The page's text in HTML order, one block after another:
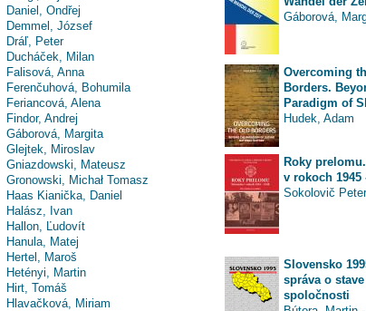
Daniel, Ondřej
Demmel, József
Dráľ, Peter
Ducháček, Milan
Falisová, Anna
Ferenčuhová, Bohumila
Feriancová, Alena
Findor, Andrej
Gáborová, Margita
Glejtek, Miroslav
Gniazdowski, Mateusz
Gronowski, Michał Tomasz
Haas Kianička, Daniel
Halász, Ivan
Hallon, Ľudovít
Hanula, Matej
Hertel, Maroš
Hetényi, Martin
Hirt, Tomáš
Hlavačková, Miriam
Gáborová,
Overcoming
Borders.
Paradigm of
Hudek, Adam
Roky
v rokoch 1945
Sokolovič Peter
Slovensko
správa o stave
spoločnosti